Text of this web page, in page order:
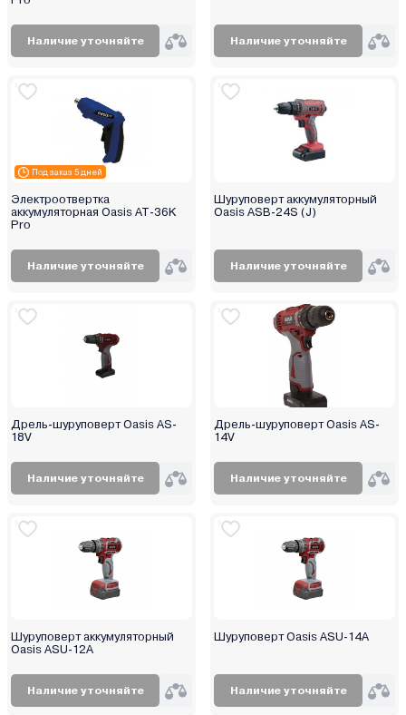
Наличие уточняйте Наличие уточняйте
Под заказ 5 дней
Электроотвертка
аккумуляторная Oasis AT-36K
Pro
Наличие уточняйте
Шуруповерт аккумуляторный
Oasis ASB-24S (J)
Наличие уточняйте
Дрель-шуруповерт Oasis AS-
18V
Наличие уточняйте
Дрель-шуруповерт Oasis AS-
14V
Наличие уточняйте
Шуруповерт аккумуляторный
Oasis ASU-12A
Наличие уточняйте
Шуруповерт Oasis ASU-14A
Наличие уточняйте